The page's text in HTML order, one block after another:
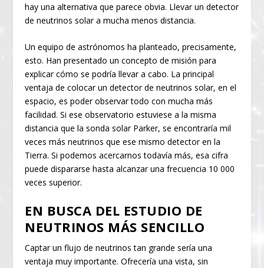
hay una alternativa que parece obvia. Llevar un detector
de neutrinos solar a mucha menos distancia.
Un equipo de astrónomos ha planteado, precisamente,
esto. Han presentado un concepto de misión para
explicar cómo se podría llevar a cabo. La principal
ventaja de colocar un detector de neutrinos solar, en el
espacio, es poder observar todo con mucha más
facilidad. Si ese observatorio estuviese a la misma
distancia que la sonda solar Parker, se encontraría mil
veces más neutrinos que ese mismo detector en la
Tierra. Si podemos acercarnos todavía más, esa cifra
puede dispararse hasta alcanzar una frecuencia 10 000
veces superior.
EN BUSCA DEL ESTUDIO DE
NEUTRINOS MÁS SENCILLO
Captar un flujo de neutrinos tan grande sería una
ventaja muy importante. Ofrecería una vista, sin